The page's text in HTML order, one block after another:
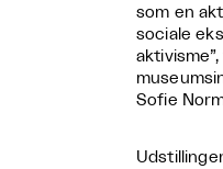
som en
sociale
Sofie